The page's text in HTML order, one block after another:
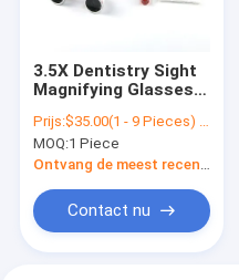
3.5X Dentistry Sight
Magnifying Glasses
Surgical Loupes
Prijs:$35.00(1 - 9 Pieces) $24.00(10 - 99 Pieces) $18.00(>=100 Pieces)
MOQ:1 Piece
Ontvang de meest recente Prijs
Contact nu